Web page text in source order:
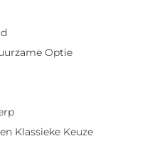
Optie
Klassieke Keuze